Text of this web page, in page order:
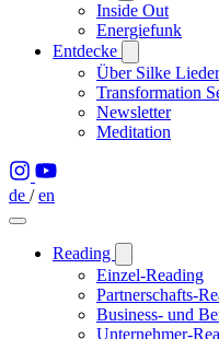
Inside Out
Energiefunk
Entdecke
Über Silke
Transformation
Newsletter
Meditation
de / en
Reading
Einzel-Reading
Partnerschafts-
Business- und
Unternehmer-